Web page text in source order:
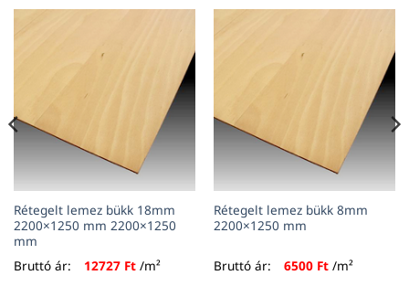
Rétegelt lemez bükk 18mm
2200×1250 mm 2200×1250
mm
Bruttó ár:
12727 Ft/m²
Rétegelt lemez bükk 8mm
2200×1250 mm
Bruttó ár: 6500 Ft/m²